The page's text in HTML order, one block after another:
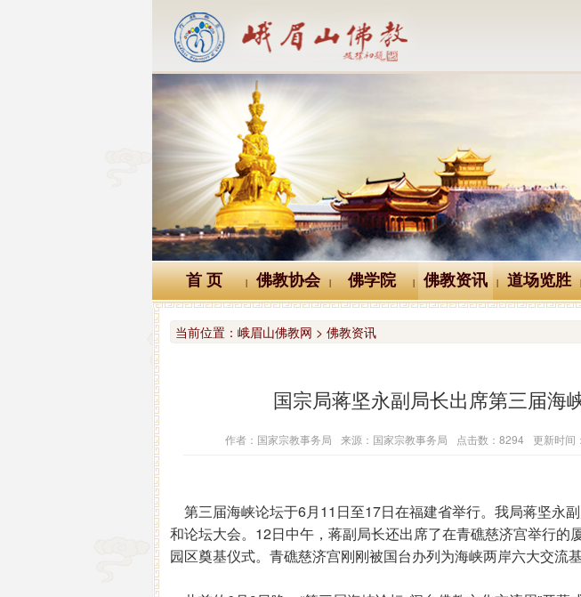
首 页 | 佛教协会 | 佛学院 | 佛教资讯 | 道场览胜 |
当前位置： 峨眉山佛教网 > 佛教资讯
国宗局蒋坚永副局长出席第三届海
作者：国家宗教事务局 来源：国家宗教事务局 点击数：8294 更新时间
第三届海峡论坛于6月11日至17日在福建省举行。我局蒋坚永
和论坛大会。12日中午，蒋副局长还出席了在青礁慈济宫举行的
园区奠基仪式。青礁慈济宫刚刚被国台办列为海峡两岸六大交流基